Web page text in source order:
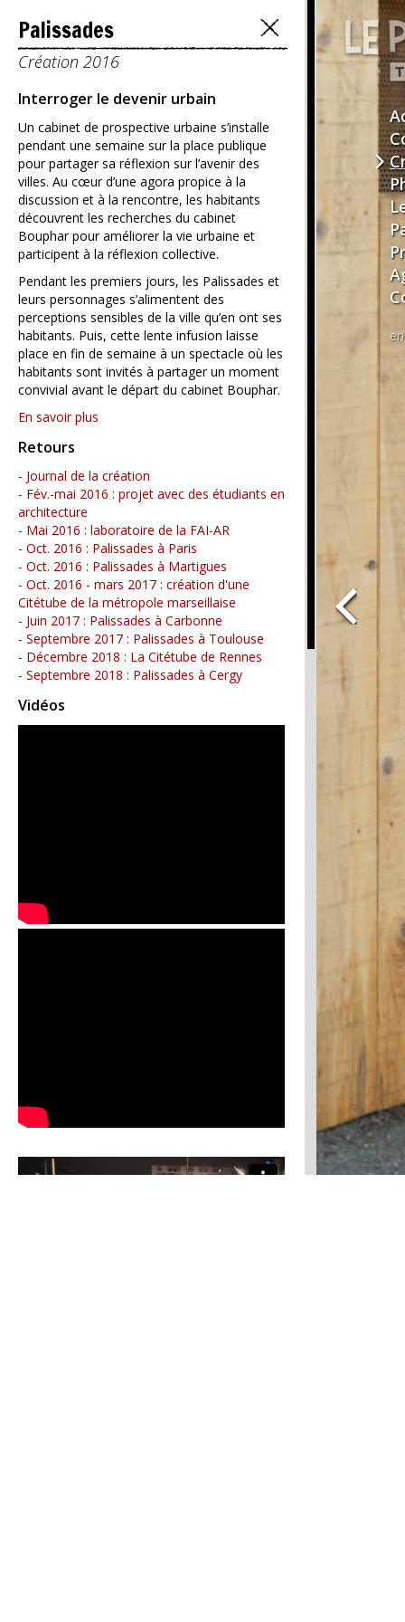
Palissades
Création 2016
Interroger le devenir urbain
Un cabinet de prospective urbaine s’installe
pendant une semaine sur la place publique
pour partager sa réflexion sur l’avenir des
villes. Au cœur d’une agora propice à la
discussion et à la rencontre, les habitants
découvrent les recherches du cabinet
Bouphar pour améliorer la vie urbaine et
participent à la réflexion collective.
Pendant les premiers jours, les Palissades et
leurs personnages s’alimentent des
perceptions sensibles de la ville qu’en ont ses
habitants. Puis, cette lente infusion laisse
place en fin de semaine à un spectacle où les
habitants sont invités à partager un moment
convivial avant le départ du cabinet Bouphar.
En savoir plus
Retours
- Journal de la création
- Fév.-mai 2016 : projet avec des étudiants en
architecture
- Mai 2016 : laboratoire de la FAI-AR
- Oct. 2016 : Palissades à Paris
- Oct. 2016 : Palissades à Martigues
- Oct. 2016 - mars 2017 : création d'une
Citétube de la métropole marseillaise
- Juin 2017 : Palissades à Carbonne
- Septembre 2017 : Palissades à Toulouse
- Décembre 2018 : La Citétube de Rennes
- Septembre 2018 : Palissades à Cergy
Vidéos